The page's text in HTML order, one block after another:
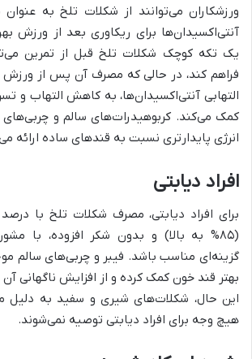
ورزشکاران می‌توانند از شکلات تلخ به
آنتی‌اکسیدان‌ها برای ریکاوری بعد از ورزش
یک تکه کوچک شکلات تلخ قبل از تمرین
فراهم کند، در حالی که مصرف آن پس از
التهابی آنتی‌اکسیدان‌ها، به کاهش التهاب و
کمک می‌کند. کربوهیدرات‌های سالم و چربی‌های
انرژی پایدارتری نسبت به قندهای ساده ارائه
افراد دیابتی
برای افراد دیابتی، مصرف شکلات تلخ با درصد
(۸۵% به بالا) و بدون شکر افزوده، با
گزینه‌ای مناسب باشد. فیبر و چربی‌های سالم
بهتر قند خون کمک کرده و از افزایش ناگهانی
این حال، شکلات‌های شیری و سفید به دلیل
هیچ وجه برای افراد دیابتی توصیه نمی‌شوند.